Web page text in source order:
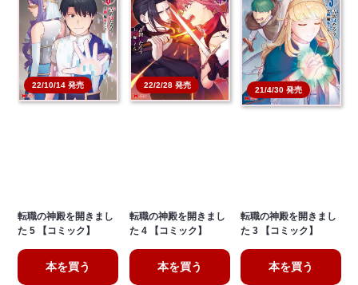
22/10/14 発売
転職の神殿を開きまし
た 5 【コミック】
本を買う
22/2/28 発売
転職の神殿を開きまし
た 4 【コミック】
本を買う
21/4/30 発売
転職の神殿を開きまし
た 3 【コミック】
本を買う